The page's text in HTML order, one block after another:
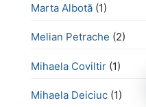
Marta Albotă (1)
Melian Petrache (2)
Mihaela Coviltir (1)
Mihaela Deiciuc (1)